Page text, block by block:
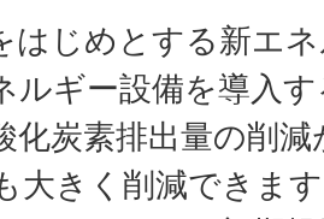
はじめとする新エ
ルギー設備を導入
化炭素排出量の削
大きく削減できま